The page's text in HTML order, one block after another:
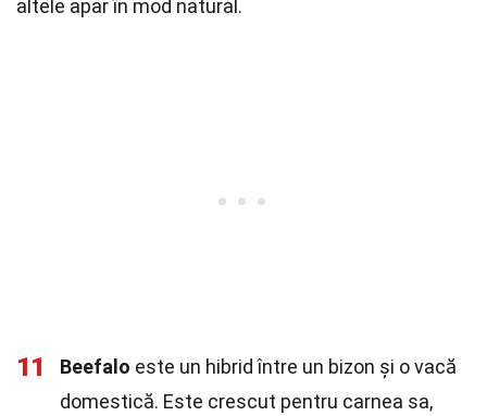
altele apar în mod natural.
11 Beefalo este un hibrid între un bizon și o vacă
domestică. Este crescut pentru carnea sa,